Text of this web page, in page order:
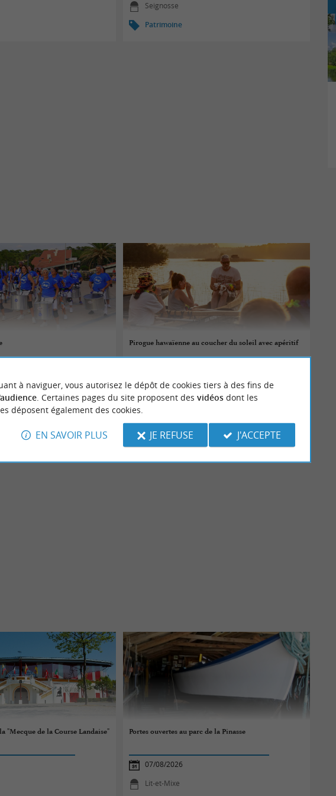
Seignosse
Patrimoine
Pirogue hawaïenne au coucher du soleil avec apéritif
Mimizan
"Mecque de la Course Landaise" Portes ouvertes au parc de la Pinasse
07/08/2026
Lit-et-Mixe
à naviguer, vous autorisez le dépôt de cookies tiers à des fins de
. Certaines pages du site proposent des vidéosdont les
déposent également des cookies.
EN SAVOIR PLUS JE REFUSE J'ACCEPTE